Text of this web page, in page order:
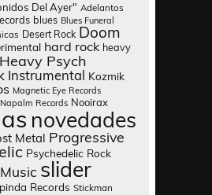
Del Ayer" Adelantos
blues Blues Funeral
Desert Rock Doom
hard rock heavy
Heavy Psych
Instrumental Kozmik
Magnetic Eye Records
Napalm Records Nooirax
novedades
Metal Progressive
Psychedelic Rock
slider
Records Stickman